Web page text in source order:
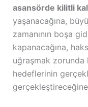
asansörde kilitli
yaşanacağına,
zamanının boşa
kapanacağına,
uğraşmak zorunda
hedeflerinin